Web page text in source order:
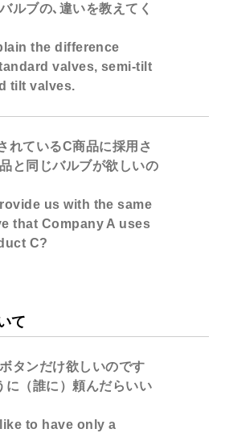
ルブの､違いを教えてく
the difference
valves, semi-tilt
tilt valves.
れているC商品に採用さ
と同じバルブが欲しいの
us with the same
that Company A uses
C?
て
タンだけ欲しいのです
に（誰に）頼んだらいい
to have only a